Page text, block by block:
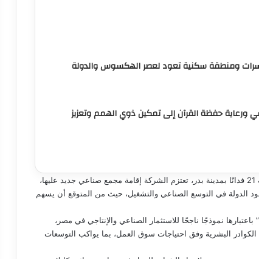
ومنطقة سكنية تعود لعصر الهكسوس والدولة
ورعاية حفظة القرآن إلى تمكين ذوي الهمم وتعزيز
كما استمع الوزير إلى الخطة المستقبلية في استثمار قطعة أرض بمساحة 21 فدانًا بمدينة بدر، تعتزم الشركة إقامة مجمع صناعي جديد عليها،
الدولة في التوسع الصناعي والتشغيل، حيث من المتوقع أن يسهم
نموذجًا ناجحًا للاستثمار الصناعي والإنتاجي في مصر،
البشرية وفق احتياجات سوق العمل، بما يواكب التوسعات